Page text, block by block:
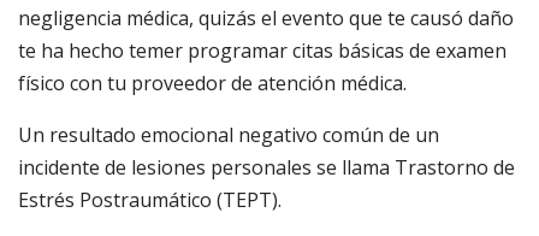
negligencia médica, quizás el evento que te causó daño
te ha hecho temer programar citas básicas de examen
físico con tu proveedor de atención médica.
Un resultado emocional negativo común de un
incidente de lesiones personales se llama Trastorno de
Estrés Postraumático (TEPT).